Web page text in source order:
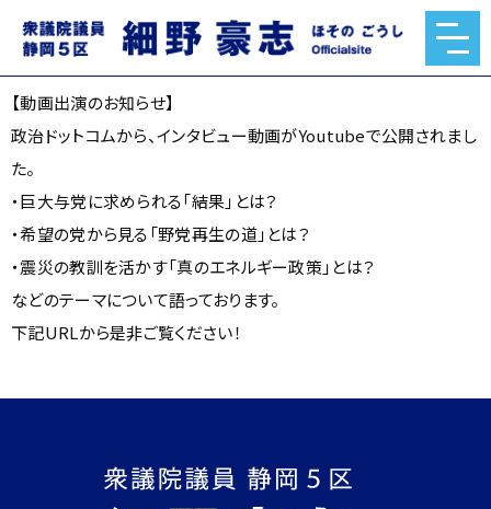
【動画出演のお知らせ】
2026.03.26
【動画出演のお知らせ】
政治ドットコムから、インタビュー動画がYoutubeで公開されまし
た。
・巨大与党に求められる「結果」とは？
・希望の党から見る「野党再生の道」とは？
・震災の教訓を活かす「真のエネルギー政策」とは？
などのテーマについて語っております。
下記URLから是非ご覧ください！